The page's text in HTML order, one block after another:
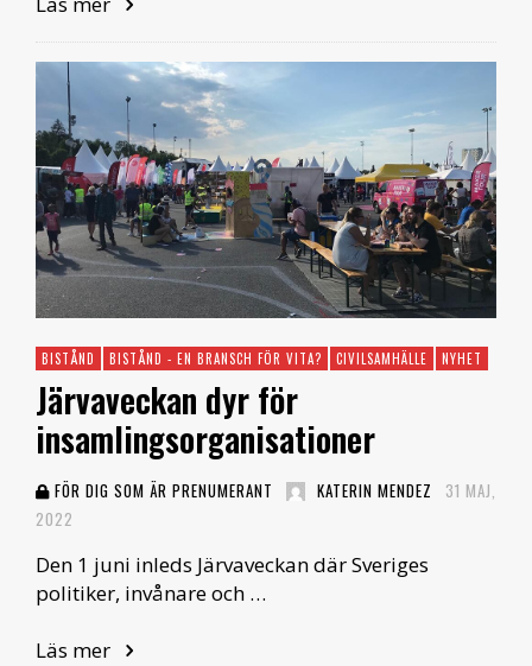
BISTÅND BISTÅND - EN BRANSCH FÖR VITA? CIVILSAMHÄLLE NYHET
Järvaveckan dyr för
insamlingsorganisationer
FÖR DIG SOM ÄR PRENUMERANT KATERIN MENDEZ
31 MAJ,
2022
Den 1 juni inleds Järvaveckan där Sveriges
politiker, invånare och …
Läs mer